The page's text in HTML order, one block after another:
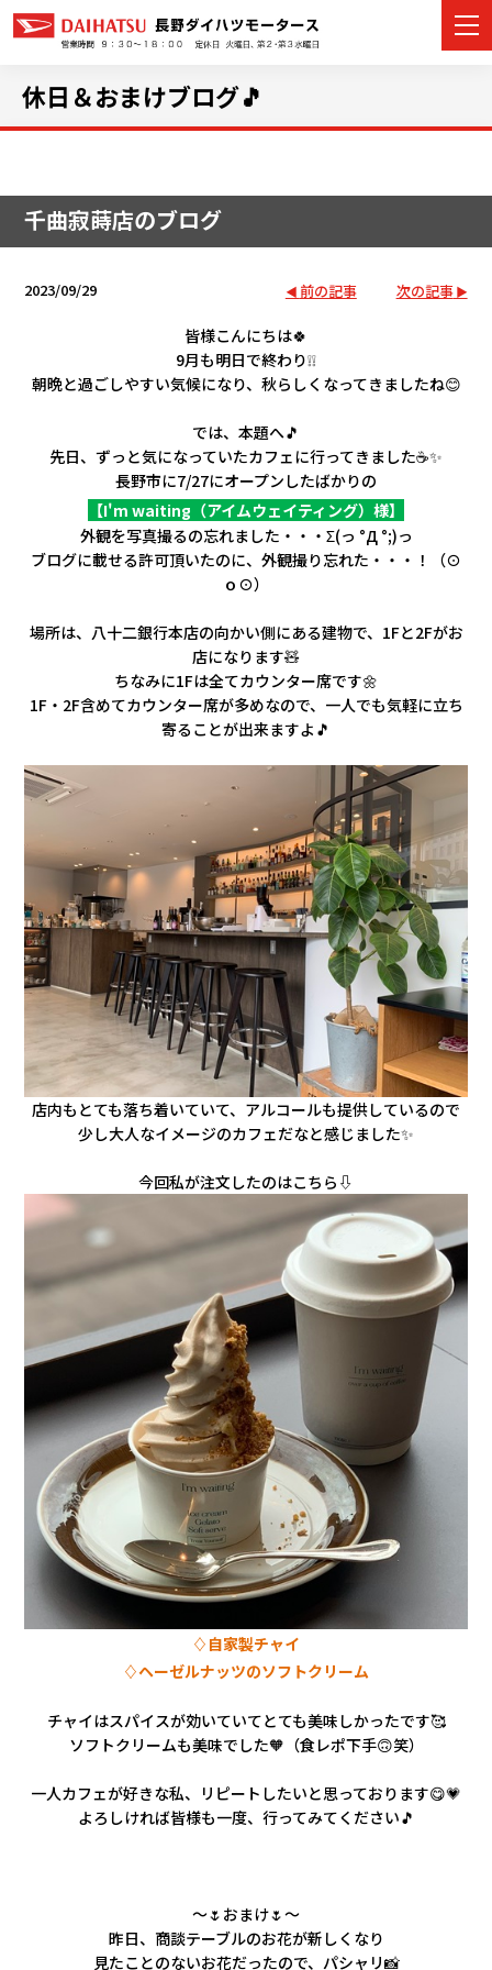
店舗情報
イベント・キャンペーン
ご購入者サポート
アフターサポート
会社情報
カタ
リコ
お問
休日＆おまけブログ🎵
千曲寂蒔店のブログ
2023/09/29 前の記事 次の記事
皆様こんにちは🍀
9月も明日で終わり❕❕
朝晩と過ごしやすい気候になり、秋らしくなってきましたね😊
では、本題へ🎵
先日、ずっと気になっていたカフェに行ってきました☕✨
長野市に7/27にオープンしたばかりの
【I'm waiting（アイムウェイティング）様】
外観を写真撮るの忘れました・・・Σ(っ °Д °;)っ
ブログに載せる許可頂いたのに、外観撮り忘れた・・・！（⊙
ｏ⊙）
場所は、八十二銀行本店の向かい側にある建物で、1Fと2Fがお
店になります🧸
ちなみに1Fは全てカウンター席です🌼
1F・2F含めてカウンター席が多めなので、一人でも気軽に立ち
寄ることが出来ますよ🎵
店内もとても落ち着いていて、アルコールも提供しているので
少し大人なイメージのカフェだなと感じました✨
今回私が注文したのはこちら⇩
♢自家製チャイ
♢ヘーゼルナッツのソフトクリーム
チャイはスパイスが効いていてとても美味しかったです🥰
ソフトクリームも美味でした🧡（食レポ下手🙃笑）
一人カフェが好きな私、リピートしたいと思っております😋💗
よろしければ皆様も一度、行ってみてください🎵
～🌷おまけ🌷～
昨日、商談テーブルのお花が新しくなり
見たことのないお花だったので、パシャリ📸